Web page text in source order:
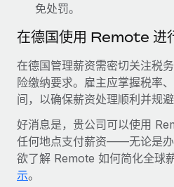
免处罚。
在德国使用 Remote 进
在德国管理薪资需密切关注税
险缴纳要求。雇主应掌握税率
间，以确保薪资处理顺利并规避
好消息是，贵公司可以使用
任何地点支付薪资——无论是办
欲了解 Remote 如何简化全球
示。